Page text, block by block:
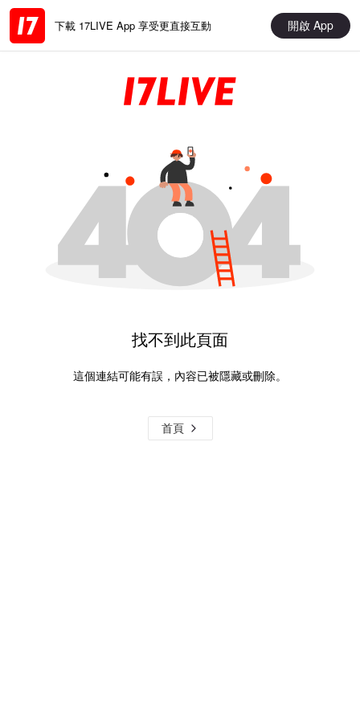
下載 17LIVE App 享受更直接互動 開啟 App
找不到此頁面
這個連結可能有誤，內容已被隱藏或刪除。
首頁